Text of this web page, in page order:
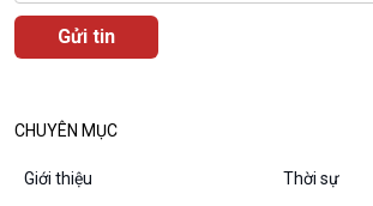
Tin Văn hoá & Du lịch
Chát với người nổi tiếng
CHUYÊN MỤC
Giới thiệu Thời sự